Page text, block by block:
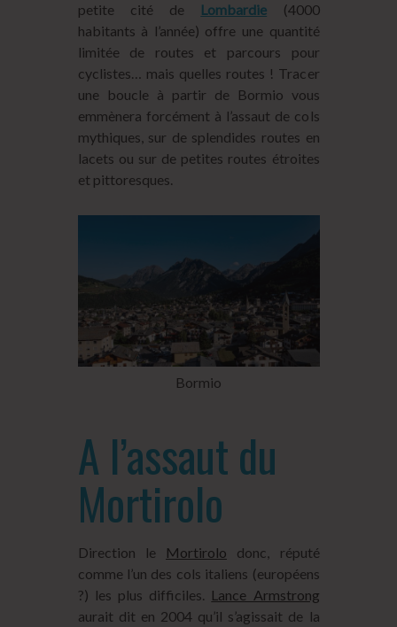
petite cité de Lombardie (4000
habitants à l’année) offre une quantité
limitée de routes et parcours pour
cyclistes… mais quelles routes ! Tracer
une boucle à partir de Bormio vous
emmènera forcément à l’assaut de cols
mythiques, sur de splendides routes en
lacets ou sur de petites routes étroites
et pittoresques.
Bormio
A l’assaut du
Mortirolo
Direction le Mortirolo donc, réputé
comme l’un des cols italiens (européens
?) les plus difficiles. Lance Armstrong
aurait dit en 2004 qu’il s’agissait de la